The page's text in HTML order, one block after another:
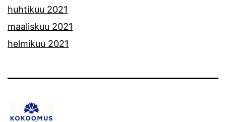
huhtikuu 2021
maaliskuu 2021
helmikuu 2021